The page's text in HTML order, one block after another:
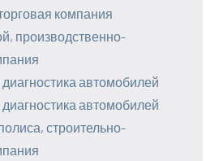
компания
производственно-
автомобилей
автомобилей
строительно-